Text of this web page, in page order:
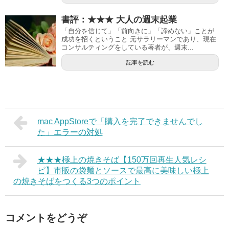
書評：★★★ 大人の週末起業
「自分を信じて」「前向きに」「諦めない」ことが
成功を招くということ 元サラリーマンであり、現在
コンサルティングをしている著者が、週末...
記事を読む
mac AppStoreで「購入を完了できませんでし
た」エラーの対処
★★★極上の焼きそば【150万回再生人気レシ
ピ】市販の袋麺とソースで最高に美味しい極上
の焼きそばをつくる3つのポイント
コメントをどうぞ